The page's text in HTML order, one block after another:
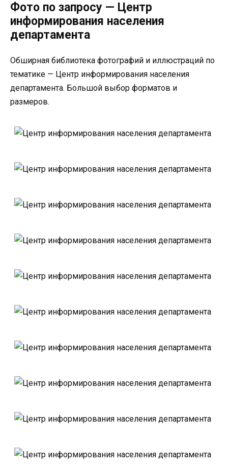
Фото по запросу — Центр
информирования населения
департамента
Обширная библиотека фотографий и иллюстраций по
тематике — Центр информирования населения
департамента. Большой выбор форматов и
размеров.